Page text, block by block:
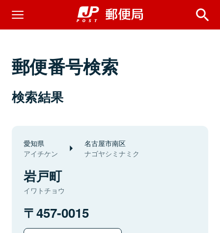
郵便番号検索
検索結果
愛知県
アイチケン
名古屋市南区
ナゴヤシミナミク
岩戸町
イワトチョウ
457-0015